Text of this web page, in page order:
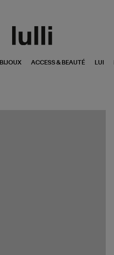
BIJOUX ACCESS & BEAUTÉ LUI